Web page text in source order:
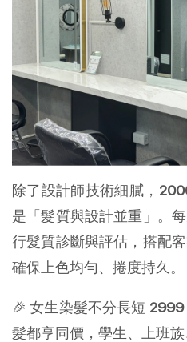
除了設計師技術細膩，
是「髮質與設計並重」。
行髮質診斷與評估，搭配
確保上色均勻、捲度持久。
🎉 女生染髮不分長短 2999
髮都享同價，學生、上班族